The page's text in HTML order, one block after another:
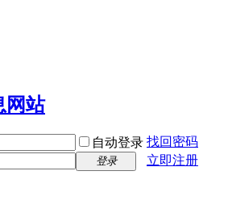
自动登录 找回密码
登录
立即注册